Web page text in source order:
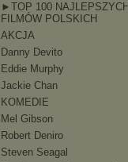
►TOP 100 NAJLEPSZYCH
FILMÓW POLSKICH
AKCJA
Danny Devito
Eddie Murphy
Jackie Chan
KOMEDIE
Mel Gibson
Robert Deniro
Steven Seagal